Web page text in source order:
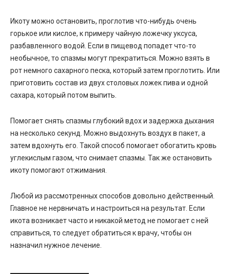
Икоту можно остановить, проглотив что-нибудь очень
горькое или кислое, к примеру чайную ложечку уксуса,
разбавленного водой. Если в пищевод попадет что-то
необычное, то спазмы могут прекратиться. Можно взять в
рот немного сахарного песка, который затем проглотить. Или
приготовить состав из двух столовых ложек пива и одной
сахара, который потом выпить.
Помогает снять спазмы глубокий вдох и задержка дыхания
на несколько секунд. Можно выдохнуть воздух в пакет, а
затем вдохнуть его. Такой способ помогает обогатить кровь
углекислым газом, что снимает спазмы. Так же остановить
икоту помогают отжимания.
Любой из рассмотренных способов довольно действенный.
Главное не нервничать и настроиться на результат. Если
икота возникает часто и никакой метод не помогает с ней
справиться, то следует обратиться к врачу, чтобы он
назначил нужное лечение.